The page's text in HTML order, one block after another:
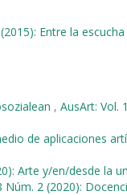
Entre la
, AusArt: Vol.
de aplicaciones
Arte y/en/desde la
Núm. 2 (2020):